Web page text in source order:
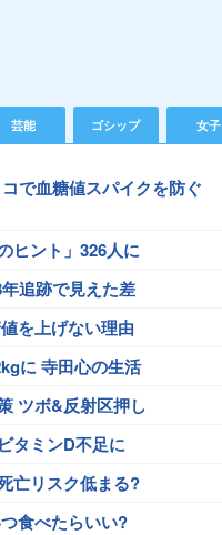
芸能 ゴシップ 女子
で血糖値スパイクを防ぐ
ヒント」326人に
追跡で見えた差
を上げない理由
に 寺田心の生活
ツボ&反射区押し
タミンD不足に
亡リスク低まる?
食べたらいい?